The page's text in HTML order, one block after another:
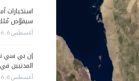
استخبارات
سيقوّض
أغسطس 6, 2026
إن بي سي
المدنيين في
أغسطس 6, 2026